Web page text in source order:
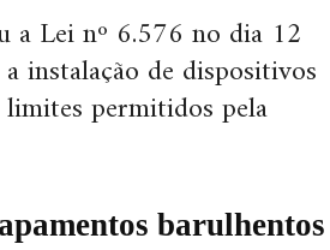
a Lei nº 6.576 no dia 12
instalação de dispositivos
permitidos pela
barulhentos